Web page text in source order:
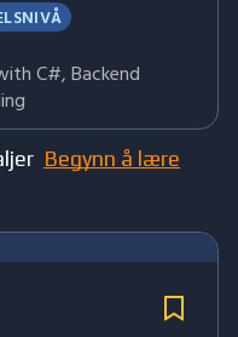
C#, Backend
Begynn å lære